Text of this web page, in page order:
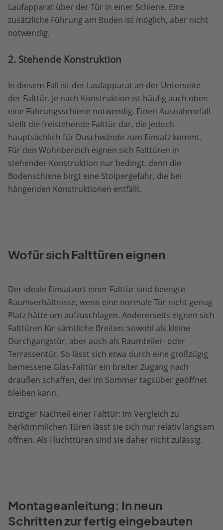
Laufapparat über der Tür in einer Schiene. Eine
zusätzliche Führung am Boden ist möglich, aber nicht
notwendig.
2. Stehende Konstruktion
In diesem Fall ist der Laufapparat an der Unterseite
der Falttür. Je nach Konstruktion ist häufig auch oben
eine Führungsschiene notwendig. Einen Ausnahmefall
stellt die freistehende Falttür dar, die jedoch
hauptsächlich für Duschwände zum Einsatz kommt.
Für den Wohnbereich eignen sich Falttüren in
stehender Konstruktion nur bedingt, denn die
Bodenschiene birgt eine Stolpergefahr, die bei
hängenden Konstruktionen entfällt.
Wofür sich Falttüren eignen
Der ideale Einsatzort einer Falttür sind beengte
Raumverhältnisse, wenn eine normale Tür nicht genug
Platz hätte um aufzuschlagen. Andererseits eignen sich
Falttüren für sämtliche Breiten: sowohl als kleine
Durchgangstür, aber auch als Raumteiler- oder
Terrassentür. So lässt sich etwa durch eine großzügig
bemessene Glas-Falttür ein breiter Zugang nach
draußen schaffen, der im Sommer tagsüber geöffnet
bleiben kann.
Einziger Nachteil einer Falttür: Im Vergleich zu
herkömmlichen Türen lässt sie sich nur relativ langsam
öffnen. Als Fluchttüren sind sie daher nicht zulässig.
Montageanleitung: In neun
Schritten zur fertig eingebauten